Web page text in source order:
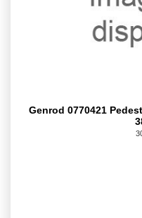
Genrod 0770421